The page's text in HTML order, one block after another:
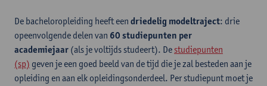
De bacheloropleiding heeft een driedelig modeltraject: drie
opeenvolgende delen van 60 studiepunten per
academiejaar (als je voltijds studeert). De studiepunten
(sp) geven je een goed beeld van de tijd die je zal besteden aan je
opleiding en aan elk opleidingsonderdeel. Per studiepunt moet je